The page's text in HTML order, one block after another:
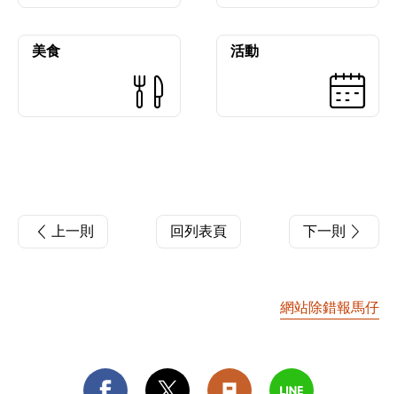
美食 活動
上一則 回列表頁 下一則
網站除錯報馬仔